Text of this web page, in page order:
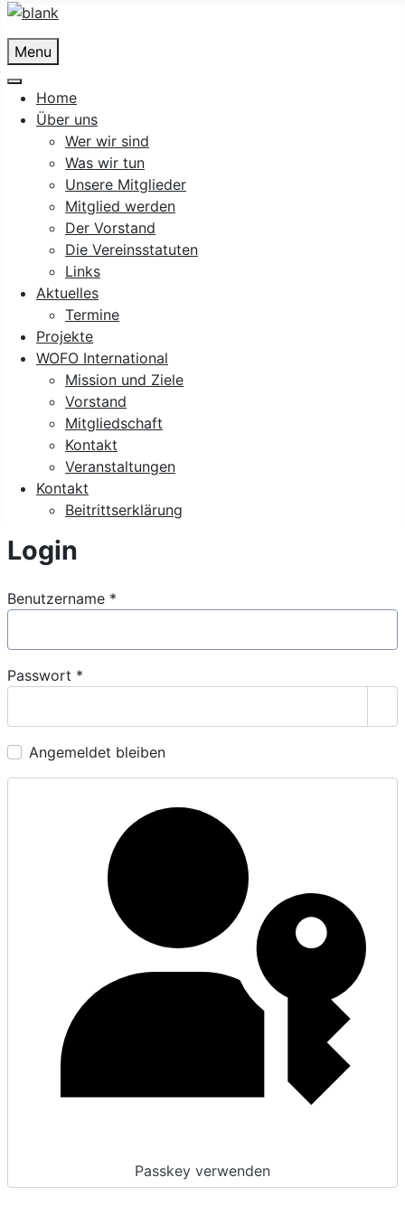
Menu
Home
Über uns
Wer wir sind
Was wir tun
Unsere Mitglieder
Mitglied werden
Der Vorstand
Die Vereinsstatuten
Links
Aktuelles
Termine
Projekte
WOFO International
Mission und Ziele
Vorstand
Mitgliedschaft
Kontakt
Veranstaltungen
Kontakt
Beitrittserklärung
Login
Benutzername *
Passwort *
Angemeldet bleiben
Passkey verwenden